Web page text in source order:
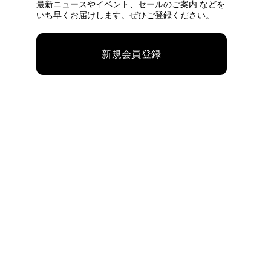
最新ニュースやイベント、 セールのご案内 などを
いち早くお届けします。ぜひご登録ください。
新規会員登録